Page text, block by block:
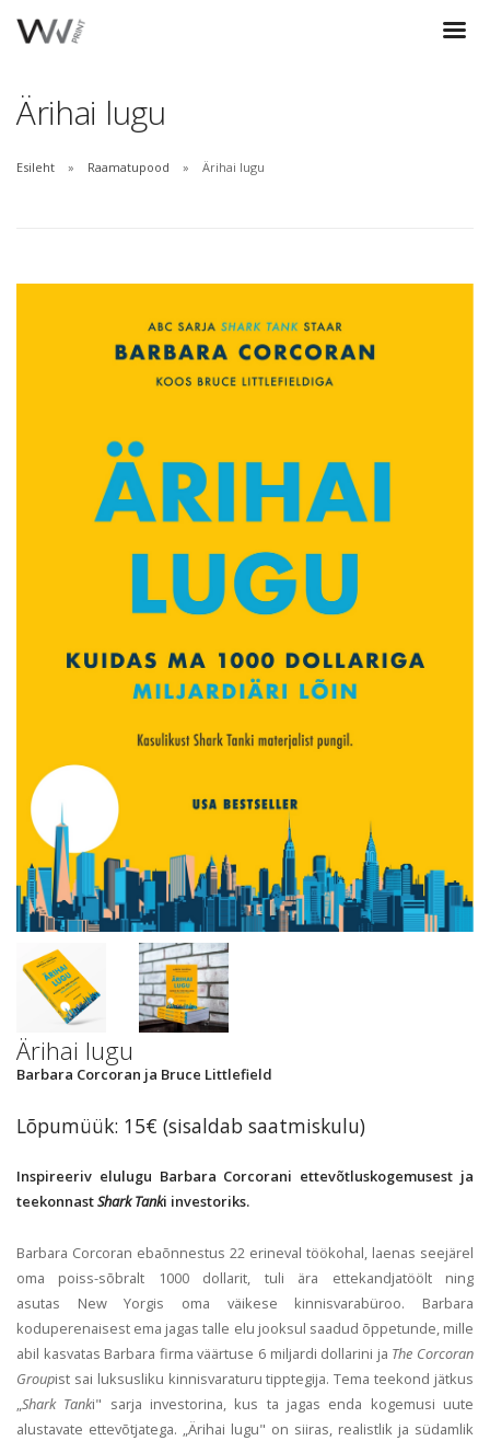
Ärihai lugu
Esileht Raamatupood Ärihai lugu
Ärihai lugu
Barbara Corcoran ja Bruce Littlefield
Lõpumüük: 15€ (sisaldab saatmiskulu)
Inspireeriv elulugu Barbara Corcorani ettevõtluskogemusest ja
teekonnastShark Tanki investoriks.
Barbara Corcoran ebaõnnestus 22 erineval töökohal, laenas seejärel
oma poiss-sõbralt 1000 dollarit, tuli ära ettekandjatöölt ning
asutas New Yorgis oma väikese kinnisvarabüroo. Barbara
koduperenaisest ema jagas talle elu jooksul saadud õppetunde, mille
abil kasvatas Barbara firma väärtuse 6 miljardi dollarini ja The Corcoran
Groupist sai luksusliku kinnisvaraturu tipptegija. Tema teekond jätkus
„Shark Tanki" sarja investorina, kus ta jagas enda kogemusi uute
alustavate ettevõtjatega. „Ärihai lugu" on siiras, realistlik ja südamlik